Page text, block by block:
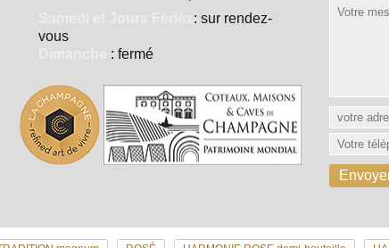
: sur rendez-
vous
: fermé